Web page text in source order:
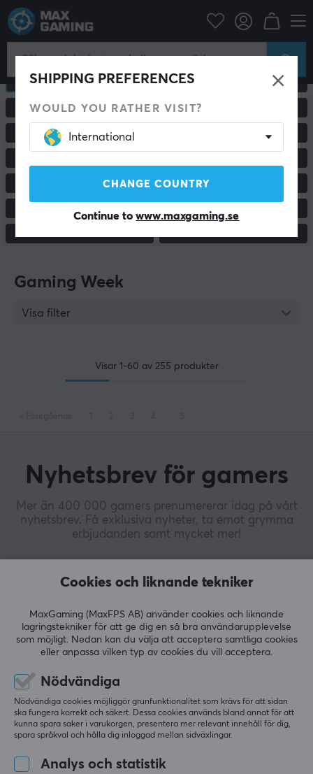
SHIPPING PREFERENCES
WOULD YOU RATHER VISIT?
International
CHANGE COUNTRY
Continue towww.maxgaming.se
ALLA PRODUKTER
GAMINGSTOLAR & TILLBEHÖR PC & BILDSKÄRMAR
RACING & SIMULATOR
HANDKONTROLLER KONSOL & TILLBEHÖR
Gaming Week
Visa filter
Visar 1-60 av 255 produkter
Nyhetsbrev för gamers
Mer än 400 000 gamers prenumererar idag på vårt
nyhetsbrev. Få exklusiva nyheter, ta emot grymma
erbjudanden samt mycket mer!
PRENUMERERA
KUNDSERVICE
Frågor & svar
Köpvillkor
Cookies och liknande tekniker
MaxGaming (MaxFPS AB) använder cookies och liknande
lagringstekniker för att ge dig en så bra användarupplevelse
som möjligt. Nedan kan du välja att acceptera samtliga cookies
eller anpassa vilken typ av cookies du vill acceptera.
Nödvändiga
Nödvändiga cookies möjliggör grunfunktionalitet som krävs för att sidan
ska fungera korrekt och säkert. Dessa cookies används bland annat för att
kunna spara saker i varukorgen, presentera mer relevant innehåll för dig,
spara språkval och hålla dig inloggad mellan sidväxlingar.
Analys och statistik